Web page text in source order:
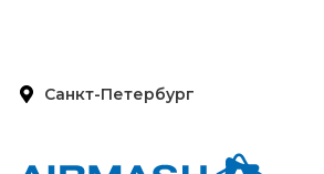
Санкт-Петербург